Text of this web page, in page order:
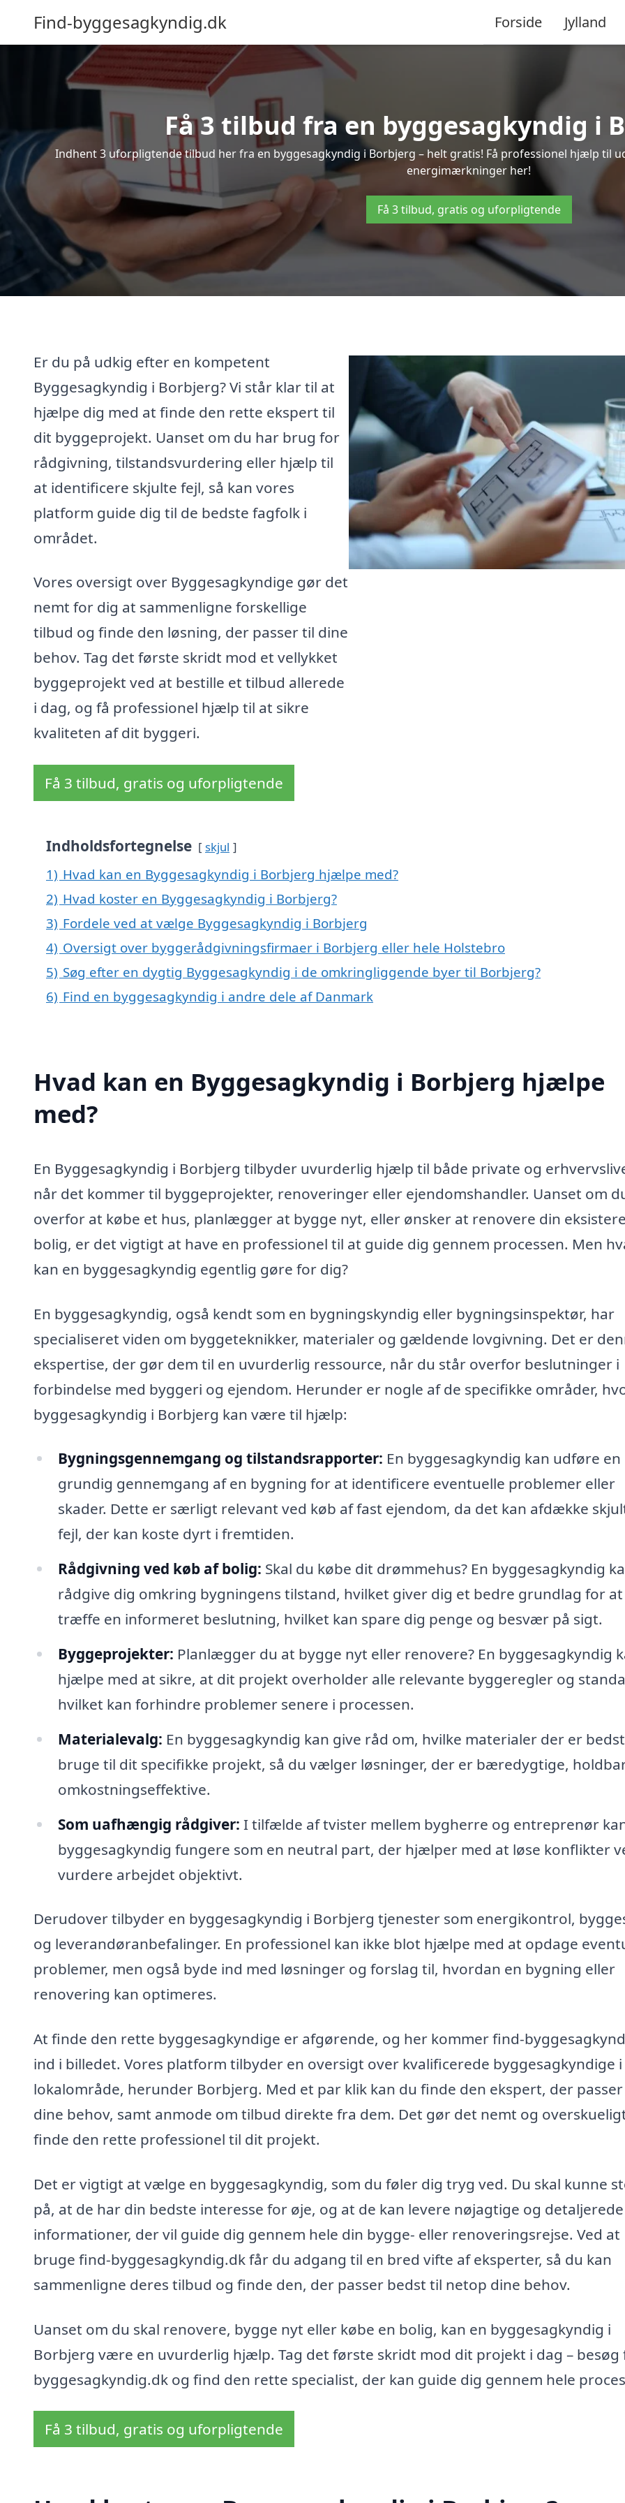
Find-byggesagkyndig.dk Forside Jylland
Få 3 tilbud fra en byggesagkyndig i
Indhent 3 uforpligtende tilbud her fra en byggesagkyndig i Borbjerg – helt gratis! Få professionel hjælp til
energimærkninger her!
Få 3 tilbud, gratis og uforpligtende
Er du på udkig efter en kompetent
Byggesagkyndig i Borbjerg? Vi står klar til at
hjælpe dig med at finde den rette ekspert til
dit byggeprojekt. Uanset om du har brug for
rådgivning, tilstandsvurdering eller hjælp til
at identificere skjulte fejl, så kan vores
platform guide dig til de bedste fagfolk i
området.
Vores oversigt over Byggesagkyndige gør det
nemt for dig at sammenligne forskellige
tilbud og finde den løsning, der passer til dine
behov. Tag det første skridt mod et vellykket
byggeprojekt ved at bestille et tilbud allerede
i dag, og få professionel hjælp til at sikre
kvaliteten af dit byggeri.
Få 3 tilbud, gratis og uforpligtende
Indholdsfortegnelse skjul
1) Hvad kan en Byggesagkyndig i Borbjerg hjælpe med?
2) Hvad koster en Byggesagkyndig i Borbjerg?
3) Fordele ved at vælge Byggesagkyndig i Borbjerg
4) Oversigt over byggerådgivningsfirmaer i Borbjerg eller hele Holstebro
5) Søg efter en dygtig Byggesagkyndig i de omkringliggende byer til Borbjerg?
6) Find en byggesagkyndig i andre dele af Danmark
Hvad kan en Byggesagkyndig i Borbjerg hjælpe
med?
En Byggesagkyndig i Borbjerg tilbyder uvurderlig hjælp til både private og
når det kommer til byggeprojekter, renoveringer eller ejendomshandler. Uanset om
overfor at købe et hus, planlægger at bygge nyt, eller ønsker at renovere din
bolig, er det vigtigt at have en professionel til at guide dig gennem processen. Men
kan en byggesagkyndig egentlig gøre for dig?
En byggesagkyndig, også kendt som en bygningskyndig eller bygningsinspektør, har
specialiseret viden om byggeteknikker, materialer og gældende lovgivning. Det er
ekspertise, der gør dem til en uvurderlig ressource, når du står overfor beslutninger i
forbindelse med byggeri og ejendom. Herunder er nogle af de specifikke områder,
byggesagkyndig i Borbjerg kan være til hjælp:
Bygningsgennemgang og tilstandsrapporter: En byggesagkyndig kan udføre en
grundig gennemgang af en bygning for at identificere eventuelle problemer eller
skader. Dette er særligt relevant ved køb af fast ejendom, da det kan afdække
fejl, der kan koste dyrt i fremtiden.
Rådgivning ved køb af bolig: Skal du købe dit drømmehus? En byggesagkyndig
rådgive dig omkring bygningens tilstand, hvilket giver dig et bedre grundlag for at
træffe en informeret beslutning, hvilket kan spare dig penge og besvær på sigt.
Byggeprojekter: Planlægger du at bygge nyt eller renovere? En byggesagkyndig
hjælpe med at sikre, at dit projekt overholder alle relevante byggeregler og
hvilket kan forhindre problemer senere i processen.
Materialevalg: En byggesagkyndig kan give råd om, hvilke materialer der er
bruge til dit specifikke projekt, så du vælger løsninger, der er bæredygtige,
omkostningseffektive.
Som uafhængig rådgiver: I tilfælde af tvister mellem bygherre og entreprenør
byggesagkyndig fungere som en neutral part, der hjælper med at løse konflikter
vurdere arbejdet objektivt.
Derudover tilbyder en byggesagkyndig i Borbjerg tjenester som energikontrol,
og leverandøranbefalinger. En professionel kan ikke blot hjælpe med at opdage
problemer, men også byde ind med løsninger og forslag til, hvordan en bygning eller
renovering kan optimeres.
At finde den rette byggesagkyndige er afgørende, og her kommer find-
ind i billedet. Vores platform tilbyder en oversigt over kvalificerede byggesagkyndige
lokalområde, herunder Borbjerg. Med et par klik kan du finde den ekspert, der
dine behov, samt anmode om tilbud direkte fra dem. Det gør det nemt og
finde den rette professionel til dit projekt.
Det er vigtigt at vælge en byggesagkyndig, som du føler dig tryg ved. Du skal kunne
på, at de har din bedste interesse for øje, og at de kan levere nøjagtige og detaljerede
informationer, der vil guide dig gennem hele din bygge- eller renoveringsrejse. Ved at
bruge find-byggesagkyndig.dk får du adgang til en bred vifte af eksperter, så du kan
sammenligne deres tilbud og finde den, der passer bedst til netop dine behov.
Uanset om du skal renovere, bygge nyt eller købe en bolig, kan en byggesagkyndig i
Borbjerg være en uvurderlig hjælp. Tag det første skridt mod dit projekt i dag – besøg
byggesagkyndig.dk og find den rette specialist, der kan guide dig gennem hele
Få 3 tilbud, gratis og uforpligtende